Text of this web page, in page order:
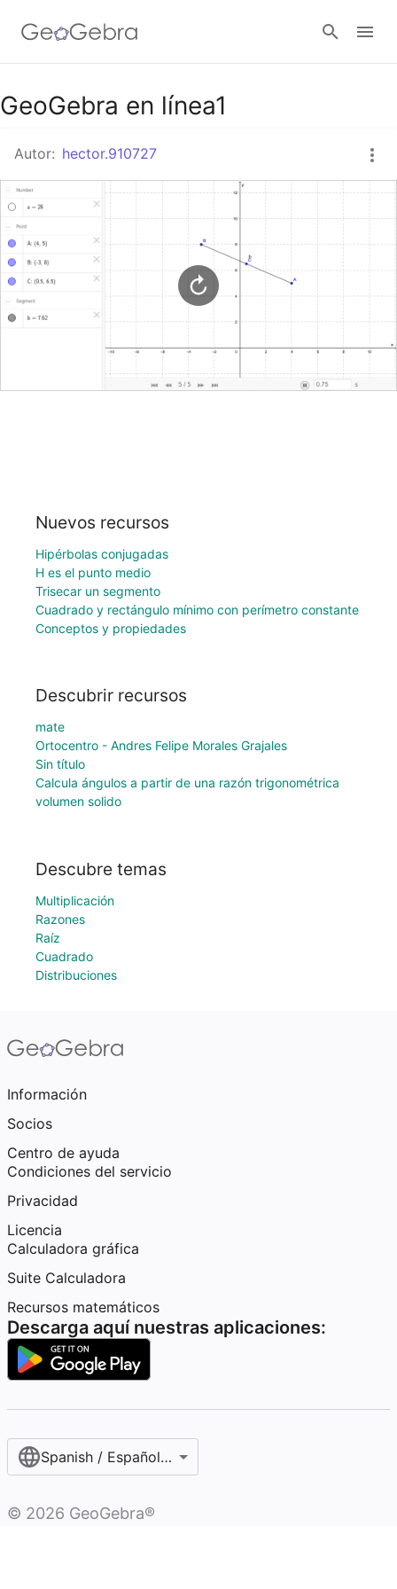
Google Classroom
GeoGebra Classroom
Abrir sesión
GeoGebra en línea1
Autor: hector.910727
Nuevos recursos
Hipérbolas conjugadas
H es el punto medio
Trisecar un segmento
Cuadrado y rectángulo mínimo con perímetro constante
Conceptos y propiedades
Descubrir recursos
mate
Ortocentro - Andres Felipe Morales Grajales
Sin título
Calcula ángulos a partir de una razón trigonométrica
volumen solido
Descubre temas
Multiplicación
Razones
Raíz
Cuadrado
Distribuciones
Información
Socios
Centro de ayuda
Condiciones del servicio
Privacidad
Licencia
Calculadora gráfica
Suite Calculadora
Recursos matemáticos
Descarga aquí nuestras aplicaciones:
Spanish / Español (internacional)
© 2026 GeoGebra®